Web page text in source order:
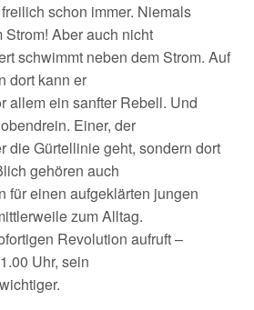
schon immer. Niemals
Strom! Aber auch nicht
schwimmt neben dem Strom. Auf
dort kann er
allem ein sanfter Rebell. Und
Einer, der
die Gürtellinie geht, sondern dort
gehören auch
für einen aufgeklärten jungen
zum Alltag.
Revolution aufruft –
Uhr, sein